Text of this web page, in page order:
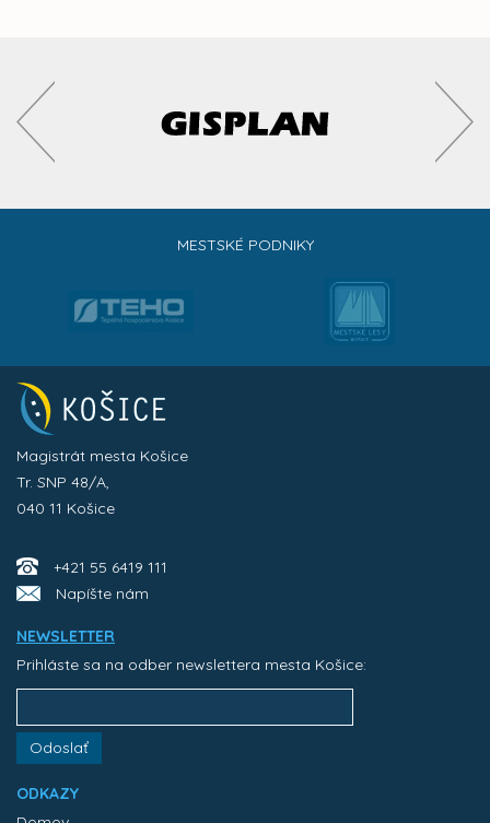
MESTSKÉ PODNIKY
Magistrát mesta Košice
Tr. SNP 48/A,
040 11 Košice
+421 55 6419 111
Napíšte nám
NEWSLETTER
Prihláste sa na odber newslettera mesta Košice:
Odoslať
ODKAZY